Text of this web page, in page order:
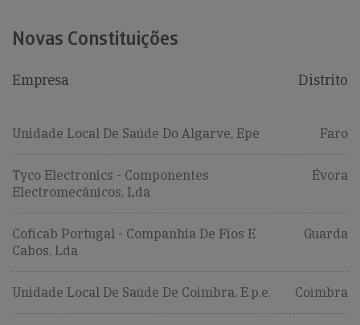
Novas Constituições
Empresa Distrito
Unidade Local De Saúde Do Algarve, Epe Faro
Tyco Electronics - Componentes
Electromecânicos, Lda
Évora
Coficab Portugal - Companhia De Fios E
Cabos, Lda
Guarda
Unidade Local De Saúde De Coimbra, E.p.e. Coimbra